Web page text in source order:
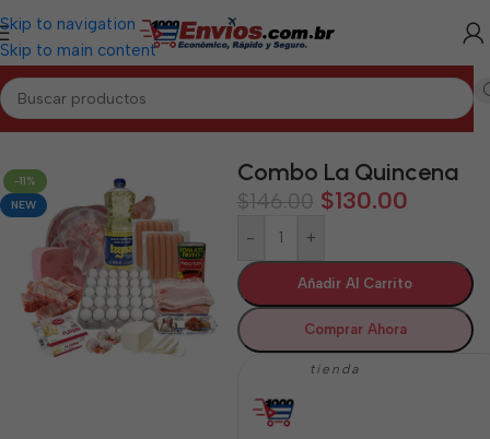
Skip to navigation
Skip to main content
Inicio/PINAR DEL RÍO/Combos Pinar del Río
-11%
NEW
Combo La Quincena
$146.00 $130.00
- +
Añadir Al Carrito
Comprar Ahora
tienda